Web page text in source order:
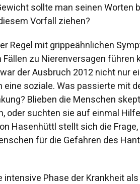
sollte man seinen Worten
Vorfall ziehen?
Regel mit grippeähnlichen
zu Nierenversagen führen
der Ausbruch 2012 nicht nur
soziale. Was passierte mit
Blieben die Menschen
oder suchten sie auf einmal
Hasenhüttl stellt sich die
für die Gefahren des
Phase der Krankheit